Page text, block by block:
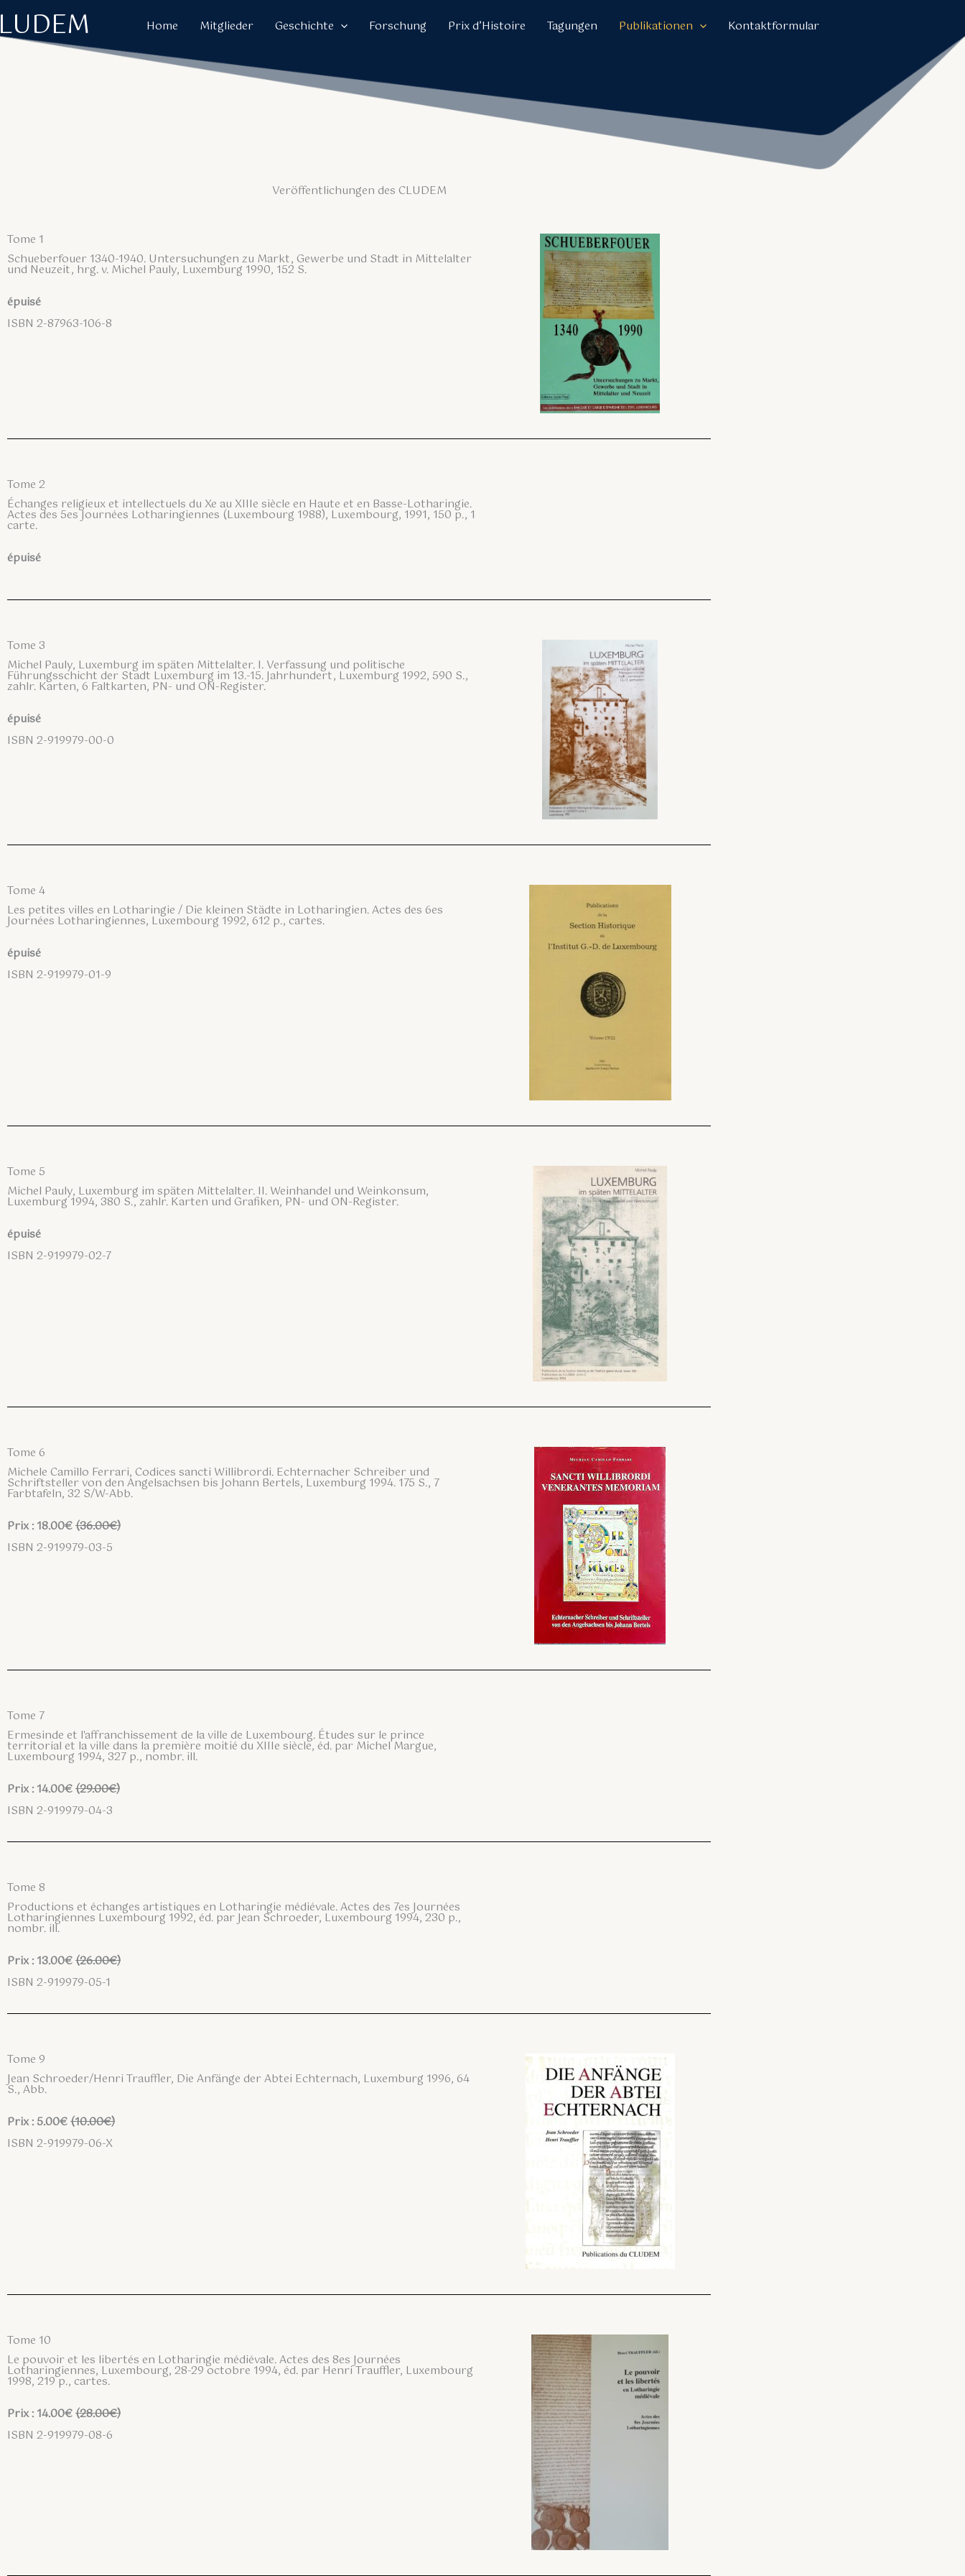
Inhalt
springen
Home Mitglieder Geschichte Forschung Prix d’Histoire Tagungen Publikationen Kontaktformular
Veröffentlichungen des CLUDEM
Tome 1
Schueberfouer 1340-1940. Untersuchungen zu Markt, Gewerbe und Stadt in Mittelalter
und Neuzeit, hrg. v. Michel Pauly, Luxemburg 1990, 152 S.
épuisé
ISBN 2-87963-106-8
Tome 2
Échanges religieux et intellectuels du Xe au XIIIe siècle en Haute et en Basse-Lotharingie.
Actes des 5es Journées Lotharingiennes (Luxembourg 1988), Luxembourg, 1991, 150 p., 1
carte.
épuisé
Tome 3
Michel Pauly, Luxemburg im späten Mittelalter. I. Verfassung und politische
Führungsschicht der Stadt Luxemburg im 13.-15. Jahrhundert, Luxemburg 1992, 590 S.,
zahlr. Karten, 6 Faltkarten, PN- und ON-Register.
épuisé
ISBN 2-919979-00-0
Tome 4
Les petites villes en Lotharingie / Die kleinen Städte in Lotharingien. Actes des 6es
Journées Lotharingiennes, Luxembourg 1992, 612 p., cartes.
épuisé
ISBN 2-919979-01-9
Tome 5
Michel Pauly, Luxemburg im späten Mittelalter. II. Weinhandel und Weinkonsum,
Luxemburg 1994, 380 S., zahlr. Karten und Grafiken, PN- und ON-Register.
épuisé
ISBN 2-919979-02-7
Tome 6
Michele Camillo Ferrari, Codices sancti Willibrordi. Echternacher Schreiber und
Schriftsteller von den Angelsachsen bis Johann Bertels, Luxemburg 1994. 175 S., 7
Farbtafeln, 32 S/W-Abb.
Prix : 18.00€(36.00€)
ISBN 2-919979-03-5
Tome 7
Ermesinde et l'affranchissement de la ville de Luxembourg. Études sur le prince
territorial et la ville dans la première moitié du XIIIe siècle, éd. par Michel Margue,
Luxembourg 1994, 327 p., nombr. ill.
Prix : 14.00€(29.00€)
ISBN 2-919979-04-3
Tome 8
Productions et échanges artistiques en Lotharingie médiévale. Actes des 7es Journées
Lotharingiennes Luxembourg 1992, éd. par Jean Schroeder, Luxembourg 1994, 230 p.,
nombr. ill.
Prix : 13.00€(26.00€)
ISBN 2-919979-05-1
Tome 9
Jean Schroeder/Henri Trauffler, Die Anfänge der Abtei Echternach, Luxemburg 1996, 64
S., Abb.
Prix : 5.00€(10.00€)
ISBN 2-919979-06-X
Tome 10
Le pouvoir et les libertés en Lotharingie médiévale. Actes des 8es Journées
Lotharingiennes, Luxembourg, 28-29 octobre 1994, éd. par Henri Trauffler, Luxembourg
1998, 219 p., cartes.
Prix : 14.00€(28.00€)
ISBN 2-919979-08-6